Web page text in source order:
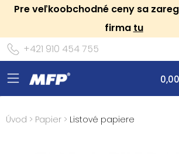
Pre veľkoobchodné ceny sa
firma tu
+421 910 454 755
Úvod > Papier > Listové papiere